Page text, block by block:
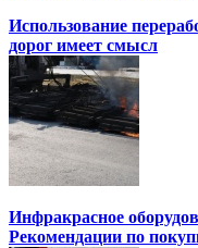
Использование
дорог имеет смысл
Инфракрасное
Рекомендации по